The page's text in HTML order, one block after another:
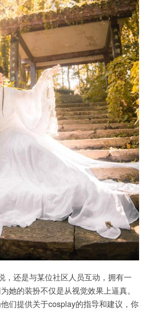
，还是与某位社区人员互动，拥有一
她的装扮不仅是从视觉效果上逼真。
们提供关于cosplay的指导和建议，你